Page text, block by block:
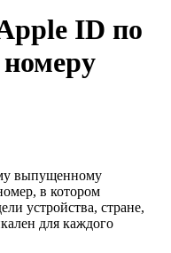
ID по
выпущенному
в котором
устройства, стране,
для каждого